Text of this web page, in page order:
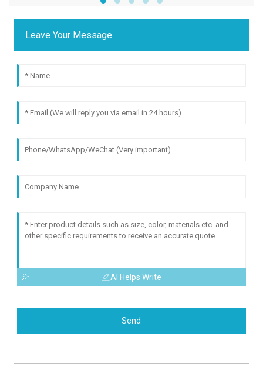
Leave Your Message
AI Helps Write
Send